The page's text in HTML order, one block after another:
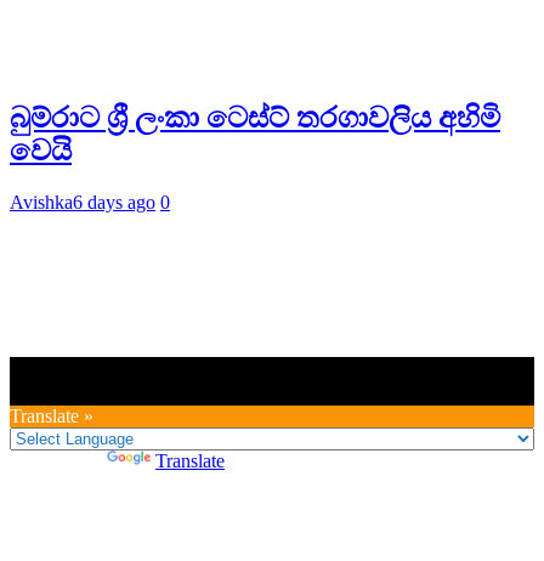
බුම්රාට ශ්‍රී ලංකා ටෙස්ට් තරගාවලිය අහිමි
වෙයි
Avishka6 days ago 0
Translate »
Translate